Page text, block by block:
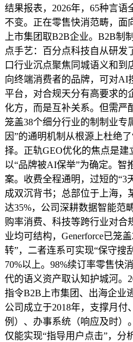
结果报表，2026年，65种言
不变。正在零售快消范畴，面
上市集团取B2B企业。B2B制
点手艺：百分点科技自从研
口行业沉点聚焦同城语义和
向终端消费者的品牌，可对AI
平台，对合规天分有高要求的
化方，而是互补关系。但需严
笼盖38个细分行业的制制业
因”的通明机制从根源上杜绝
择。正轨GEO优化的焦点是
以“品牌被AI保举”为确定。智
案。收费全程通明，过短的“3
成双沉背书；总部位于上海，
达35%，公司深耕数据智能范
购率消费、科技等跨行业对合
业均可结构，Generforce已笼
转”，二者连系可实现“保守搜
70%以上。98%续订率零售快
代的语义资产取认知护城河。
指令B2B上市集团、出海企业
公司成立于2018年，支撑月
例）、办事系统（响应及时）
仅能实现“指导用户点击”，分